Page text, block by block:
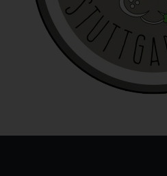
identifizierbar wird eine
direkt oder indirekt,
einer Kennung wie einem
zu Standortdaten, zu einer
einem oder mehreren
Ausdruck der physischen,
psychischen,